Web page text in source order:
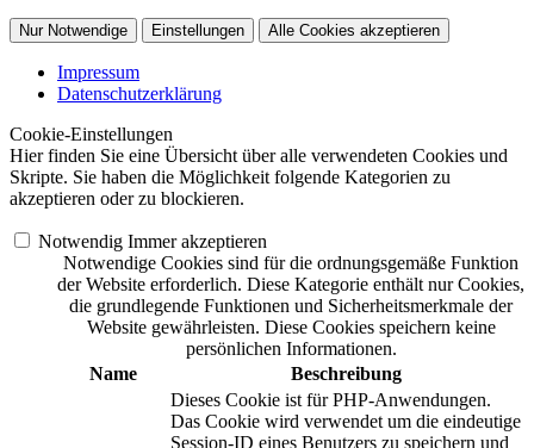
Nur Notwendige Einstellungen Alle Cookies akzeptieren
Impressum
Datenschutzerklärung
Cookie-Einstellungen
Hier finden Sie eine Übersicht über alle verwendeten Cookies und
Skripte. Sie haben die Möglichkeit folgende Kategorien zu
akzeptieren oder zu blockieren.
Notwendig Immer akzeptieren
Notwendige Cookies sind für die ordnungsgemäße Funktion
der Website erforderlich. Diese Kategorie enthält nur Cookies,
die grundlegende Funktionen und Sicherheitsmerkmale der
Website gewährleisten. Diese Cookies speichern keine
persönlichen Informationen.
Name
Beschreibung
Dieses Cookie ist für PHP-Anwendungen.
Das Cookie wird verwendet um die eindeutige
Session-ID eines Benutzers zu speichern und